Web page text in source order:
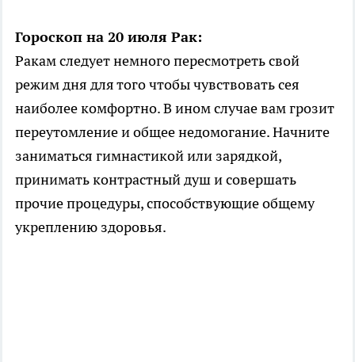
Гороскоп на 20 июля Рак:
Ракам следует немного пересмотреть свой
режим дня для того чтобы чувствовать сея
наиболее комфортно. В ином случае вам грозит
переутомление и общее недомогание. Начните
заниматься гимнастикой или зарядкой,
принимать контрастный душ и совершать
прочие процедуры, способствующие общему
укреплению здоровья.